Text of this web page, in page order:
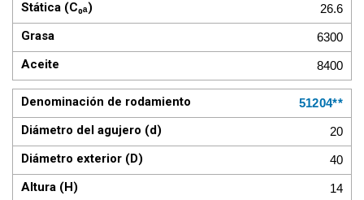
26.6
6300
8400
51204**
20
40
14